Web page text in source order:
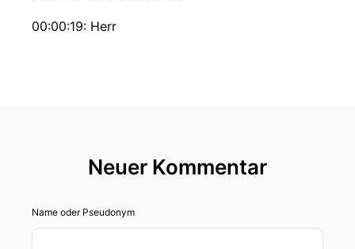
00:00:19: Herr
Landesfeuerwehrkommandant Reinhard
Gerhard Grein, mit Martin Mitnäcker und
Herbert Hasen, Büchler von den
Neuer Kommentar
Name oder Pseudonym